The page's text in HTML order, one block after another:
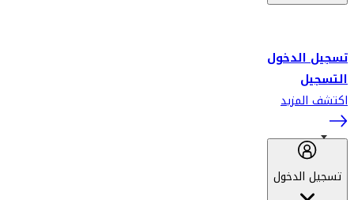
تسجيل الدخول
التسجيل
اكتشف المزيد
تسجيل الدخول